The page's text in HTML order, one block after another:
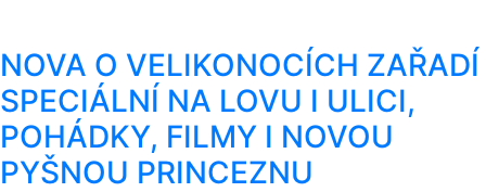
NOVA O VELIKONOCÍCH ZAŘADÍ
SPECIÁLNÍ NA LOVU I ULICI,
POHÁDKY, FILMY I NOVOU
PYŠNOU PRINCEZNU